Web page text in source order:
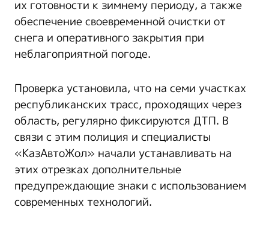
их готовности к зимнему периоду, а также
обеспечение своевременной очистки от
снега и оперативного закрытия при
неблагоприятной погоде.
Проверка установила, что на семи участках
республиканских трасс, проходящих через
область, регулярно фиксируются ДТП. В
связи с этим полиция и специалисты
«КазАвтоЖол» начали устанавливать на
этих отрезках дополнительные
предупреждающие знаки с использованием
современных технологий.